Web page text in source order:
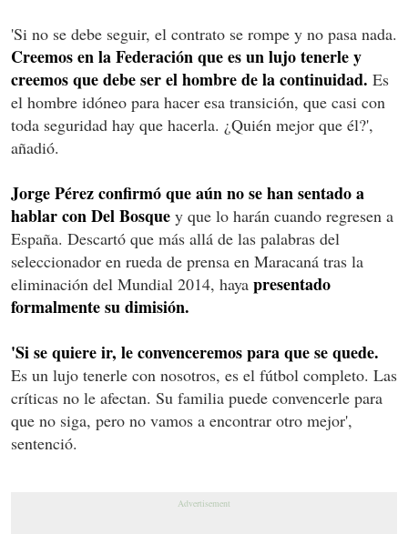
'Si no se debe seguir, el contrato se rompe y no pasa nada.
Creemos en la Federación que es un lujo tenerle y
creemos que debe ser el hombre de la continuidad. Es
el hombre idóneo para hacer esa transición, que casi con
toda seguridad hay que hacerla. ¿Quién mejor que él?',
añadió.
Jorge Pérez confirmó que aún no se han sentado a
hablar con Del Bosque y que lo harán cuando regresen a
España. Descartó que más allá de las palabras del
seleccionador en rueda de prensa en Maracaná tras la
eliminación del Mundial 2014, haya presentado
formalmente su dimisión.
'Si se quiere ir, le convenceremos para que se quede.
Es un lujo tenerle con nosotros, es el fútbol completo. Las
críticas no le afectan. Su familia puede convencerle para
que no siga, pero no vamos a encontrar otro mejor',
sentenció.